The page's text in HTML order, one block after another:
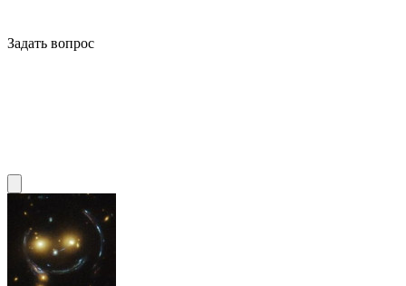
Задать вопрос